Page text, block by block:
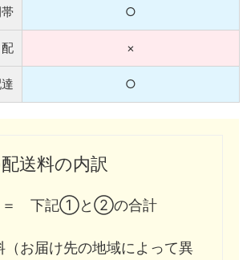
○
×
○
送料の内訳
下記①と②の合計
（お届け先の地域によって異